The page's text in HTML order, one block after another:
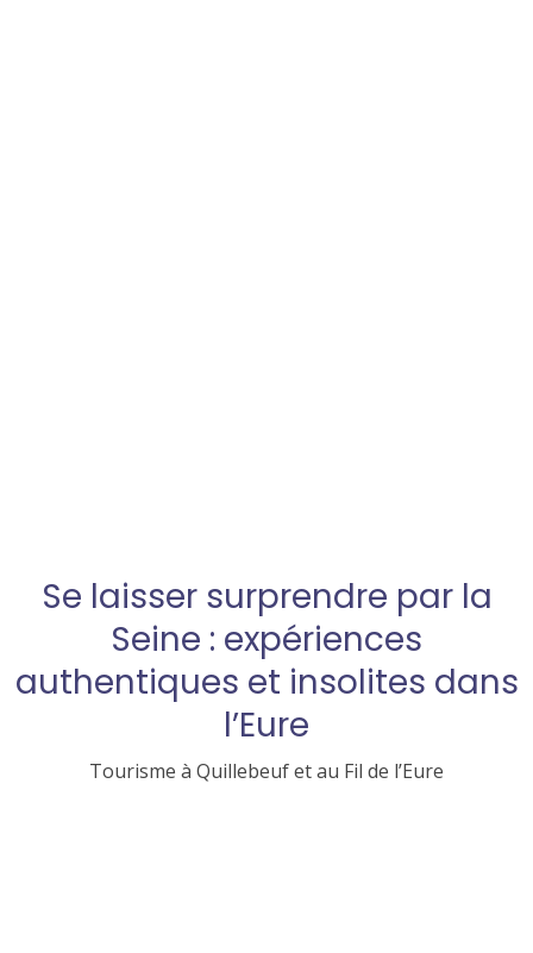
Se laisser surprendre par la
Seine : expériences
authentiques et insolites dans
l’Eure
Tourisme à Quillebeuf et au Fil de l’Eure